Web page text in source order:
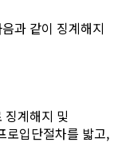
과 같이 징계해지
계해지 및
로입단절차를 밟고,